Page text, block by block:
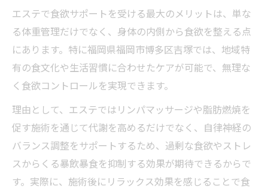
エステで食欲サポートを受ける最大のメリットは、単な
る体重管理だけでなく、身体の内側から食欲を整える点
にあります。特に福岡県福岡市博多区吉塚では、地域特
有の食文化や生活習慣に合わせたケアが可能で、無理な
く食欲コントロールを実現できます。
理由として、エステではリンパマッサージや脂肪燃焼を
促す施術を通じて代謝を高めるだけでなく、自律神経の
バランス調整をサポートするため、過剰な食欲やストレ
スからくる暴飲暴食を抑制する効果が期待できるからで
す。実際に、施術後にリラックス効果を感じることで食